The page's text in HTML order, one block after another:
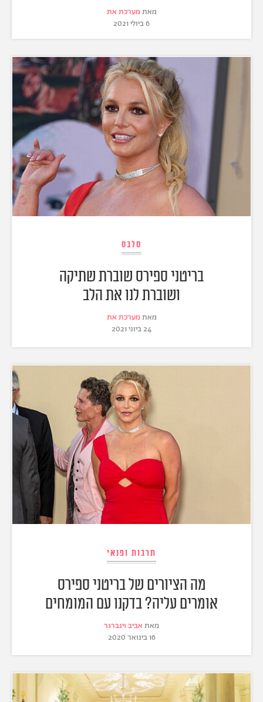
מאת מערכת את
6 ביולי 2021
סלבס
בריטני ספירס שוברת שתיקה
ושוברת לנו את הלב
מאת מערכת את
24 ביוני 2021
תרבות ופנאי
מה הציורים של בריטני ספירס
אומרים עליה? בדקנו עם המומחים
מאת אביב וינברגר
16 בינואר 2020